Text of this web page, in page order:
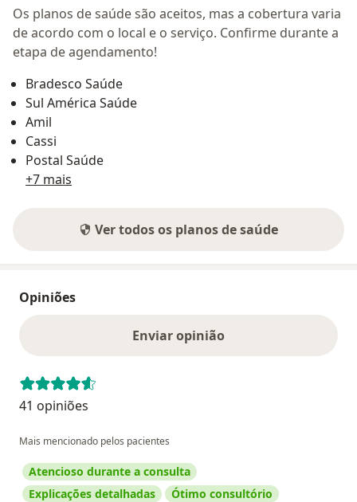
Os planos de saúde são aceitos, mas a cobertura varia
de acordo com o local e o serviço. Confirme durante a
etapa de agendamento!
Bradesco Saúde
Sul América Saúde
Amil
Cassi
Postal Saúde
+7 mais
Ver todos os planos de saúde
Opiniões
Enviar opinião
41 opiniões
Mais mencionado pelos pacientes
Atencioso durante a consulta
Explicações detalhadas
Ótimo consultório